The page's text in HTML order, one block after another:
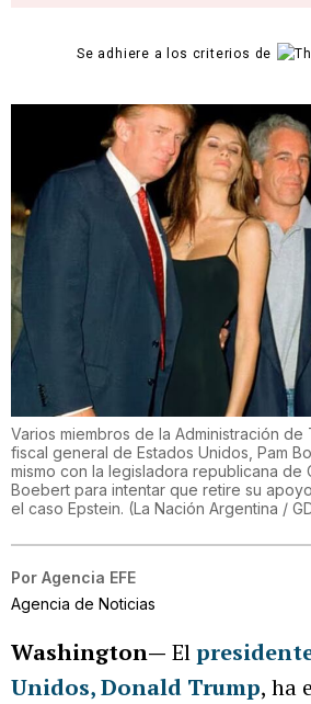
Se adhiere a los criterios de
Varios miembros de la Administración de
fiscal general de Estados Unidos, Pam
mismo con la legisladora republicana de
Boebert para intentar que retire su
el caso Epstein. (La Nación Argentina /
Por Agencia EFE
Agencia de Noticias
Washington— El
Unidos, Donald Trump, ha